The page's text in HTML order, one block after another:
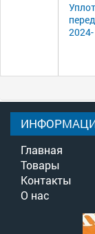
2024-
Главная
Товары
Контакты
О нас